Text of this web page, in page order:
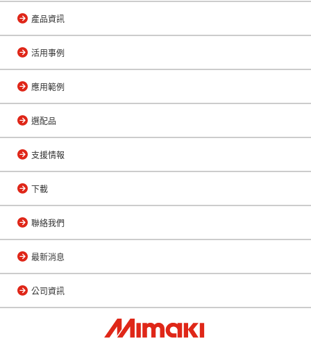
產品資訊
活用事例
應用範例
選配品
支援情報
下載
聯絡我們
最新消息
公司資訊